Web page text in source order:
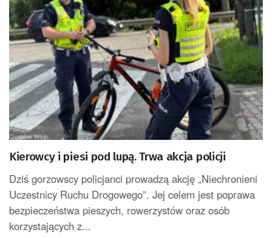
Kierowcy i piesi pod lupą. Trwa akcja policji
Dziś gorzowscy policjanci prowadzą akcję „Niechronieni
Uczestnicy Ruchu Drogowego”. Jej celem jest poprawa
bezpieczeństwa pieszych, rowerzystów oraz osób
korzystających z...